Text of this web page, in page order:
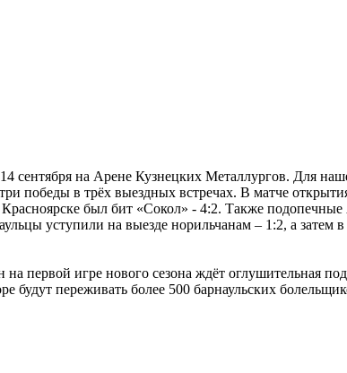
сентября на Арене Кузнецких Металлургов. Для
победы в трёх выездных встречах. В матче
был бит «Сокол» - 4:2. Также
уступили на выезде норильчанам – 1:2, а затем
первой игре нового сезона ждёт оглушительная
переживать более 500 барнаульских